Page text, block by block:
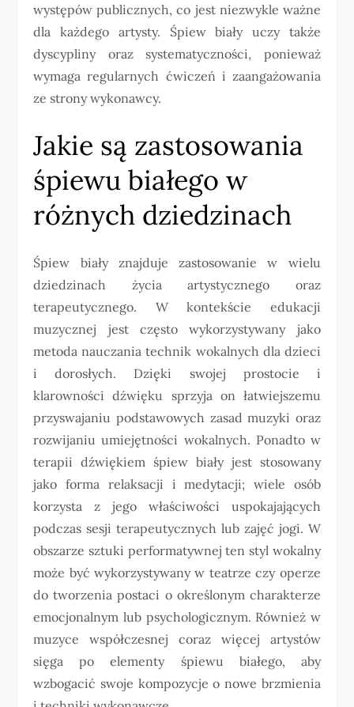
występów publicznych, co jest niezwykle ważne
dla każdego artysty. Śpiew biały uczy także
dyscypliny oraz systematyczności, ponieważ
wymaga regularnych ćwiczeń i zaangażowania
ze strony wykonawcy.
Jakie są zastosowania
śpiewu białego w
różnych dziedzinach
Śpiew biały znajduje zastosowanie w wielu
dziedzinach życia artystycznego oraz
terapeutycznego. W kontekście edukacji
muzycznej jest często wykorzystywany jako
metoda nauczania technik wokalnych dla dzieci
i dorosłych. Dzięki swojej prostocie i
klarowności dźwięku sprzyja on łatwiejszemu
przyswajaniu podstawowych zasad muzyki oraz
rozwijaniu umiejętności wokalnych. Ponadto w
terapii dźwiękiem śpiew biały jest stosowany
jako forma relaksacji i medytacji; wiele osób
korzysta z jego właściwości uspokajających
podczas sesji terapeutycznych lub zajęć jogi. W
obszarze sztuki performatywnej ten styl wokalny
może być wykorzystywany w teatrze czy operze
do tworzenia postaci o określonym charakterze
emocjonalnym lub psychologicznym. Również w
muzyce współczesnej coraz więcej artystów
sięga po elementy śpiewu białego, aby
wzbogacić swoje kompozycje o nowe brzmienia